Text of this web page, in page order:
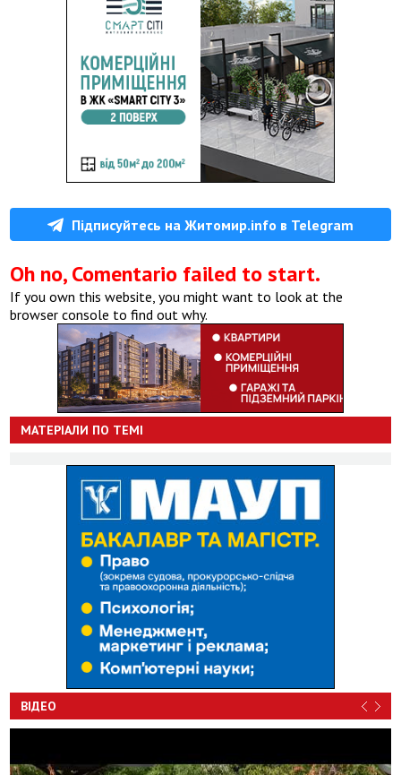
Підписуйтесь на Житомир.info в Telegram
Oh no, Comentario failed to start.
If you own this website, you might want to look at the
browser console to find out why.
МАТЕРІАЛИ ПО ТЕМІ
ВІДЕО